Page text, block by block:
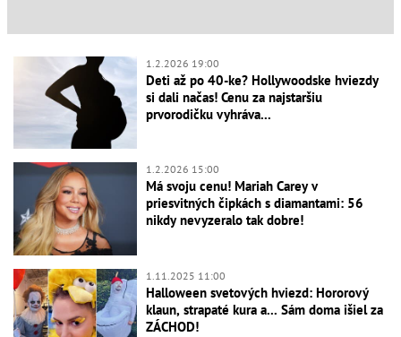
1.2.2026 19:00
Deti až po 40-ke? Hollywoodske hviezdy
si dali načas! Cenu za najstaršiu
prvorodičku vyhráva...
1.2.2026 15:00
Má svoju cenu! Mariah Carey v
priesvitných čipkách s diamantami: 56
nikdy nevyzeralo tak dobre!
1.11.2025 11:00
Halloween svetových hviezd: Hororový
klaun, strapaté kura a... Sám doma išiel za
ZÁCHOD!